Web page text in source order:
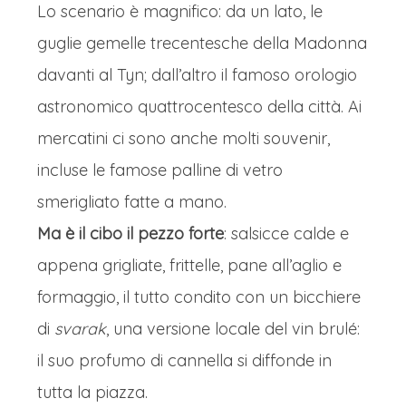
Lo scenario è magnifico: da un lato, le
guglie gemelle trecentesche della Madonna
davanti al Tyn; dall’altro il famoso orologio
astronomico quattrocentesco della città. Ai
mercatini ci sono anche molti souvenir,
incluse le famose palline di vetro
smerigliato fatte a mano.
Ma è il cibo il pezzo forte: salsicce calde e
appena grigliate, frittelle, pane all’aglio e
formaggio, il tutto condito con un bicchiere
di svarak, una versione locale del vin brulé:
il suo profumo di cannella si diffonde in
tutta la piazza.